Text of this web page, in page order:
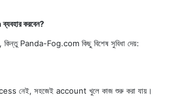
করবেন?
Panda-Fog.com কিছু বিশেষ সুবিধা দেয়:
নেই, সহজেই account খুলে কাজ শুরু করা যায়।